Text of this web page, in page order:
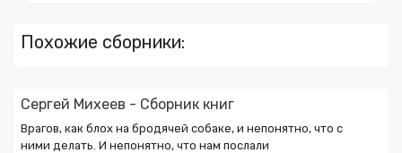
Похожие сборники:
Сергей Михеев - Сборник книг
Врагов, как блох на бродячей собаке, и непонятно, что с
ними делать. И непонятно, что нам послали